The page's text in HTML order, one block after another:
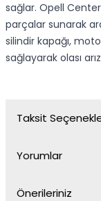
sağlar. Opell
parçalar sunarak
silindir kapağı,
sağlayarak olası
Taksit
Yorumlar
Önerileriniz